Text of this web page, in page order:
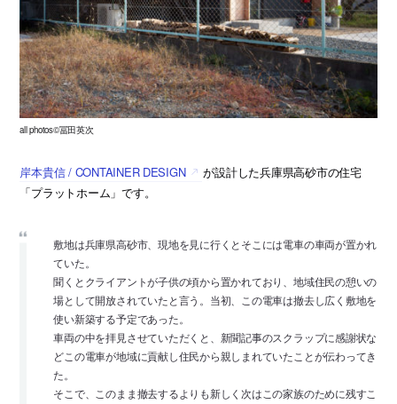
all photos©冨田英次
岸本貴信 / CONTAINER DESIGN
が設計した兵庫県高砂市の住宅
「プラットホーム」です。
敷地は兵庫県高砂市、現地を見に行くとそこには電車の車両が置かれ
ていた。
聞くとクライアントが子供の頃から置かれており、地域住民の憩いの
場として開放されていたと言う。当初、この電車は撤去し広く敷地を
使い新築する予定であった。
車両の中を拝見させていただくと、新聞記事のスクラップに感謝状な
どこの電車が地域に貢献し住民から親しまれていたことが伝わってき
た。
そこで、このまま撤去するよりも新しく次はこの家族のために残すこ